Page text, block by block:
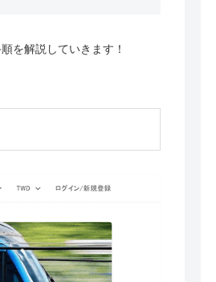
を解説していきます！